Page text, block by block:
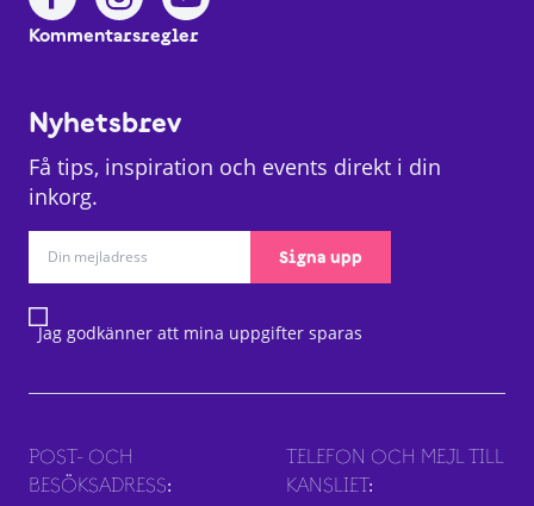
Kommentarsregler
Nyhetsbrev
Få tips, inspiration och events direkt i din
inkorg.
Signa upp
Jag godkänner att mina uppgifter sparas
POST- OCH
BESÖKSADRESS:
TELEFON OCH MEJL TILL
KANSLIET: